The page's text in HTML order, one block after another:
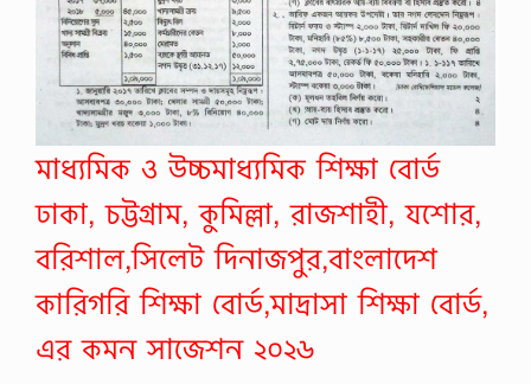
মাধ্যমিক ও উচ্চমাধ্যমিক শিক্ষা বোর্ড
ঢাকা, চট্টগ্রাম, কুমিল্লা, রাজশাহী, যশোর,
বরিশাল,সিলেট দিনাজপুর,বাংলাদেশ
কারিগরি শিক্ষা বোর্ড,মাদ্রাসা শিক্ষা বোর্ড,
এর কমন সাজেশন ২০২৬